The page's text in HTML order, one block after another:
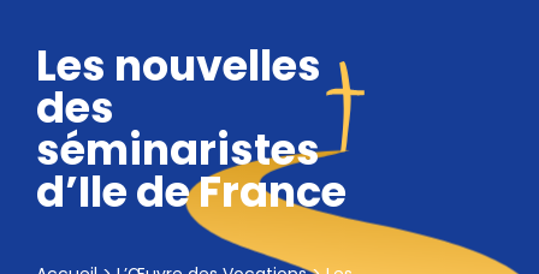
Les nouvelles
des
séminaristes
d’Ile de France